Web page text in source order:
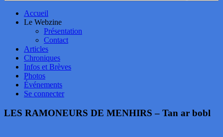
Accueil
Le Webzine
Présentation
Contact
Articles
Chroniques
Infos et Brèves
Photos
Événements
Se connecter
LES RAMONEURS DE MENHIRS – Tan ar bobl